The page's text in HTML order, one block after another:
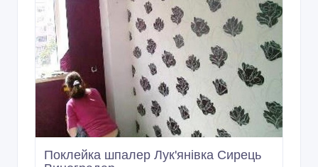
Поклейка шпалер Лук'янівка Сирець